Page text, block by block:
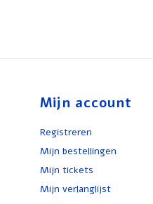
Mijn account
Registreren
Mijn bestellingen
Mijn tickets
Mijn verlanglijst